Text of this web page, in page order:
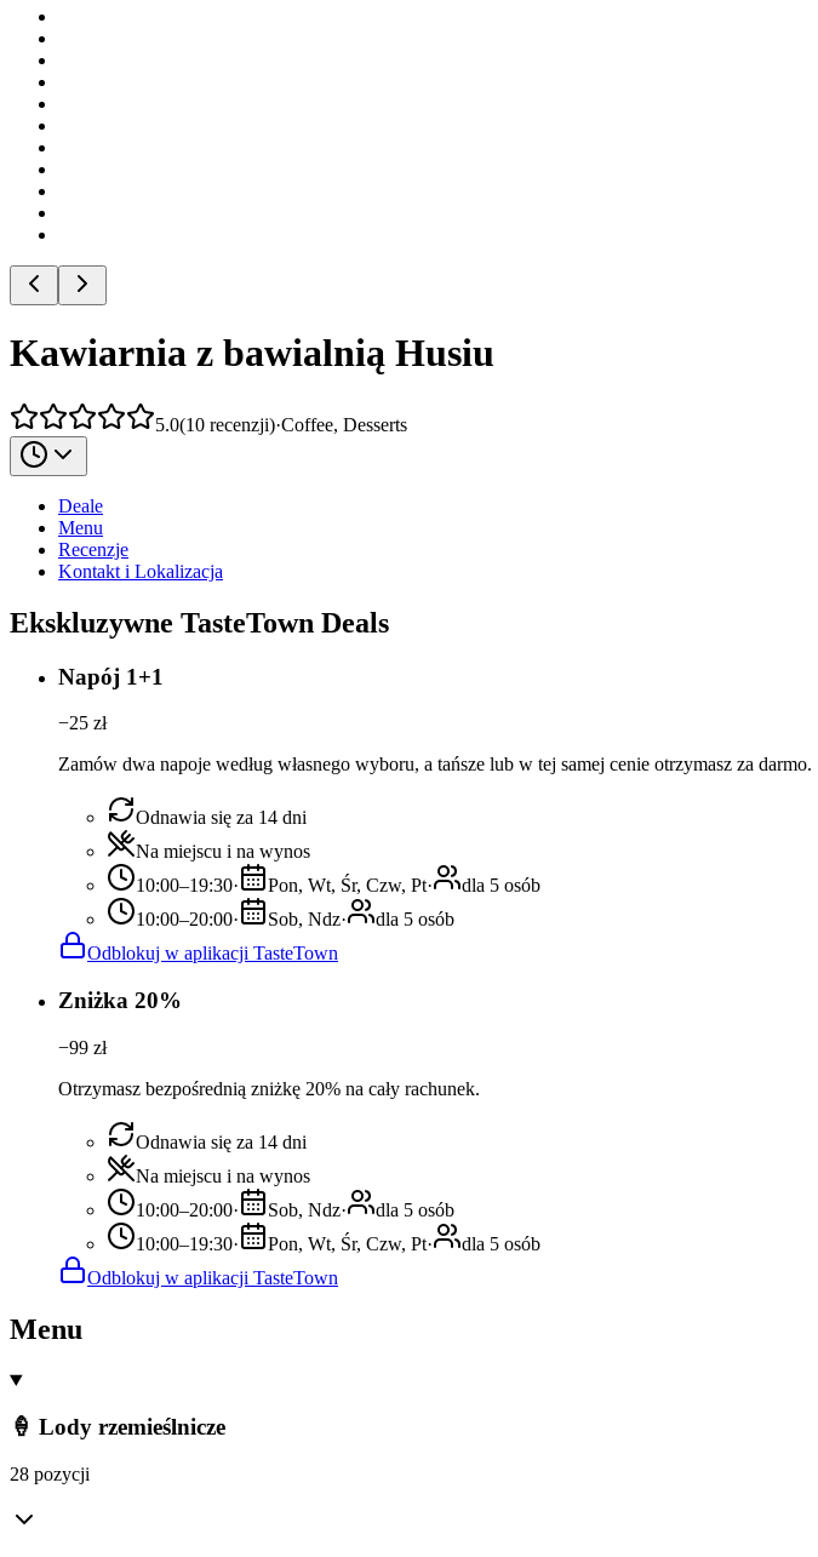
Kawiarnia z bawialnią Husiu
5.0(10 recenzji)·Coffee, Desserts
Deale
Menu
Recenzje
Kontakt i Lokalizacja
Ekskluzywne TasteTown Deals
Napój 1+1
−25 zł
Zamów dwa napoje według własnego wyboru, a tańsze lub w tej samej cenie otrzymasz za darmo.
Odnawia się za 14 dni
Na miejscu i na wynos
10:00–19:30· Pon, Wt, Śr, Czw, Pt·
dla 5 osób
10:00–20:00· Sob, Ndz·
dla 5 osób
Odblokuj w aplikacji TasteTown
Zniżka 20%
−99 zł
Otrzymasz bezpośrednią zniżkę 20% na cały rachunek.
Odnawia się za 14 dni
Na miejscu i na wynos
10:00–20:00· Sob, Ndz·
dla 5 osób
10:00–19:30· Pon, Wt, Śr, Czw, Pt·
dla 5 osób
Odblokuj w aplikacji TasteTown
Menu
🍦 Lody rzemieślnicze
28 pozycji